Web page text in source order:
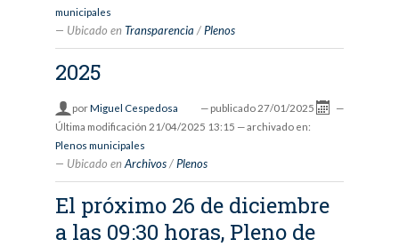
municipales
Ubicado en Transparencia /Plenos
2025
porMiguel Cespedosa — publicado 27/01/2025
—
Última modificación 21/04/2025 13:15 — archivado en:
Plenos municipales
Ubicado en Archivos /Plenos
El próximo 26 de diciembre
a las 09:30 horas, Pleno de